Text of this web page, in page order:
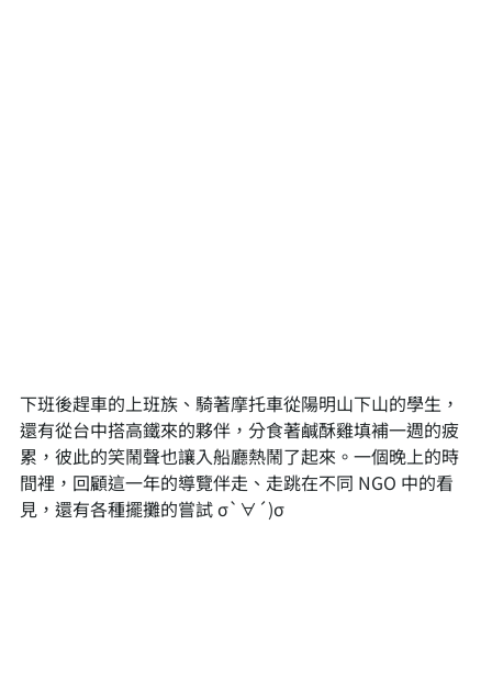
下班後趕車的上班族、騎著摩托車從陽明山下山的學生，
還有從台中搭高鐵來的夥伴，分食著鹹酥雞填補一週的疲
累，彼此的笑鬧聲也讓入船廳熱鬧了起來。一個晚上的時
間裡，回顧這一年的導覽伴走、走跳在不同 NGO 中的看
見，還有各種擺攤的嘗試 σ`∀´)σ